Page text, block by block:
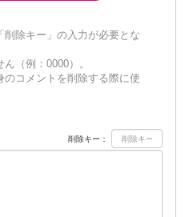
削除キー」の入力が必要とな
（例：0000）。
コメントを削除する際に使
削除キー：